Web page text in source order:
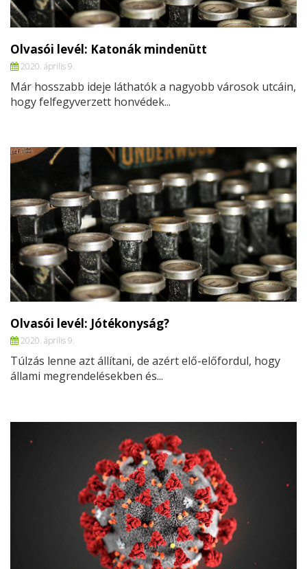
Olvasói levél: Katonák mindenütt
2020. április 9.
Már hosszabb ideje láthatók a nagyobb városok utcáin,
hogy felfegyverzett honvédek...
Olvasói levél: Jótékonyság?
2020. április 9.
Túlzás lenne azt állítani, de azért elő-előfordul, hogy
állami megrendelésekben és...